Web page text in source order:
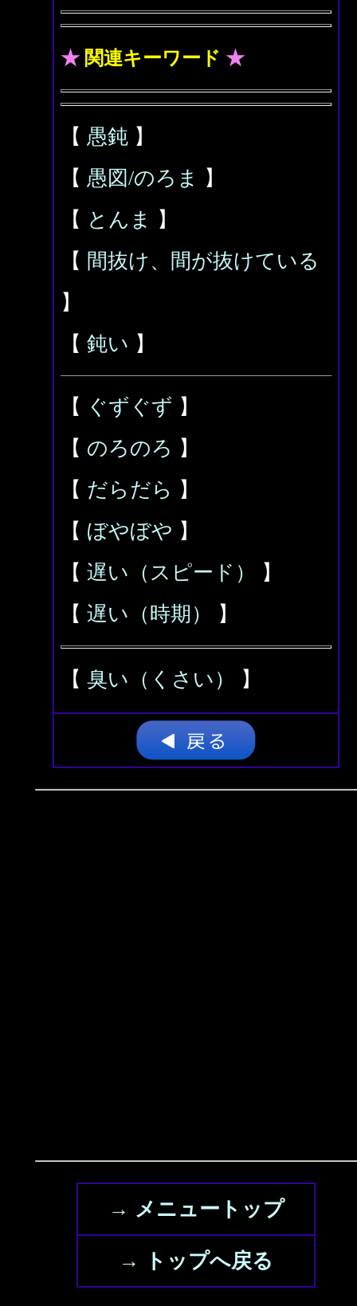
★ 関連キーワード ★
【 愚鈍 】
【 愚図/のろま
】
【 とんま
】
【 間抜け、間が抜けている
】
【 鈍い 】
【 ぐずぐず 】
【 のろのろ 】
【 だらだら 】
【 ぼやぼや 】
【 遅い（スピード）
】
【 遅い（時期） 】
【 臭い（くさい） 】
→ メニュートップ
→ トップへ戻る